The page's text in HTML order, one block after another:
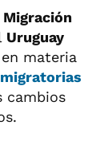
Migración
Uruguay
materia
cambios